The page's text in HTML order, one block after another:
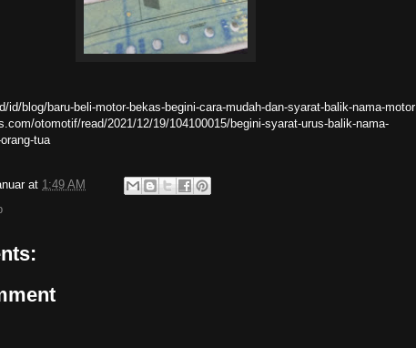
id/blog/baru-beli-motor-bekas-begini-cara-mudah-dan-syarat-balik-nama-motor
otomotif/read/2021/12/19/104100015/begini-syarat-urus-balik-nama-
tua
at 1:49 AM